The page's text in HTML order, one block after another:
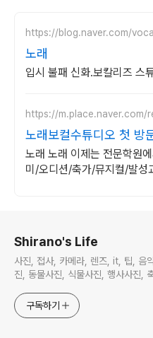
https://blog.naver.com/
노래
입시 불패 신화.보칼리즈 스
https://m.place.naver.com/
노래보컬수튜디오 첫 방
료레슨
노래 노래 이제는 전문학원
미/오디션/축가/뮤지컬/발성
Shirano's Life
사진, 접사, 카메라, 렌즈, it, 팁, 음
진, 동물사진, 식물사진, 행사사진,
구독하기